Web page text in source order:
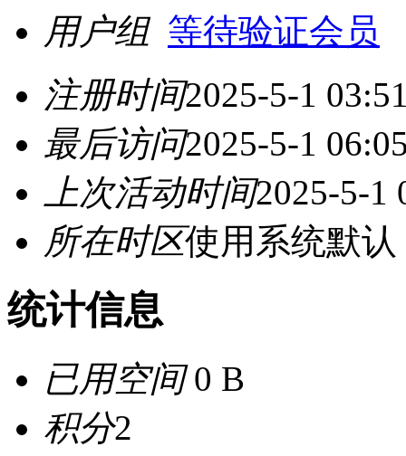
用户组 等待验证会员
注册时间2025-5-1
最后访问2025-5-1
上次活动时间2025-5-1
所在时区使用系统默认
统计信息
已用空间0 B
积分2